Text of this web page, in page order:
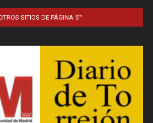
SITIOS DE PÁGINA 5™